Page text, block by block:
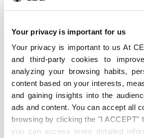
Your privacy is important for us
Your privacy is important to us At
and third-party cookies to
analyzing your browsing habits,
content based on your interests,
and gaining insights into the
ads and content. You can accept all
browsing by clicking the "I ACCEPT"
you can access more detailed
empresarial
4 de agosto
Qué carrera
decidir qué
entre tus
4 de agosto
¿Qué es People
por qué está